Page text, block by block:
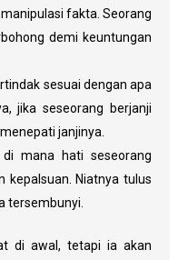
fakta. Seorang
demi keuntungan
sesuai dengan apa
jika seseorang berjanji
janjinya.
di mana hati seseorang
kepalsuan. Niatnya tulus
tersembunyi.
di awal, tetapi ia akan